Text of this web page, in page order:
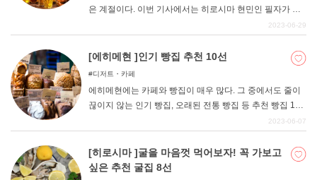
은 계절이다. 이번 기사에서는 히로시마 현민인 필자가 여
름에 꼭 가보고 싶은 추천 비어가든을 엄선해 보았으니, 꼭
2023-06-29
[에히메현 ]인기 빵집 추천 10선
디저트・카페
에히메현에는 카페와 빵집이 매우 많다. 그 중에서도 줄이
끊이지 않는 인기 빵집, 오래된 전통 빵집 등 추천 빵집 10
곳을 소개합니다. 에히메현 내에서 빵집을 찾을 때 이 기사
2023-06-07
[히로시마 ]굴을 마음껏 먹어보자! 꼭 가보고
싶은 추천 굴집 8선